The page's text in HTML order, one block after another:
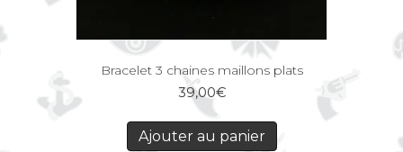
Bracelet 3 chaines maillons plats
39,00€
Ajouter au panier